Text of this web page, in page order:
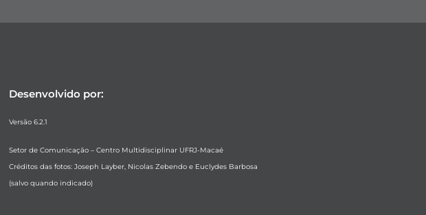
Desenvolvido por:
Versão 6.2.1
Setor de Comunicação – Centro Multidisciplinar UFRJ-Macaé
Créditos das fotos: Joseph Layber, Nicolas Zebendo e Euclydes Barbosa
(salvo quando indicado)